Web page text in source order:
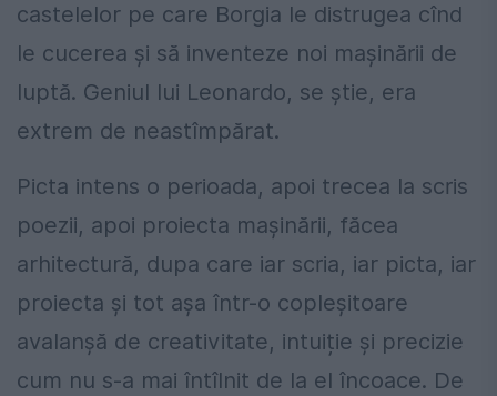
castelelor pe care Borgia le distrugea cînd
le cucerea și să inventeze noi mașinării de
luptă. Geniul lui Leonardo, se știe, era
extrem de neastîmpărat.
Picta intens o perioada, apoi trecea la scris
poezii, apoi proiecta mașinării, făcea
arhitectură, dupa care iar scria, iar picta, iar
proiecta și tot așa într-o copleșitoare
avalanșă de creativitate, intuiție și precizie
cum nu s-a mai întîlnit de la el încoace. De